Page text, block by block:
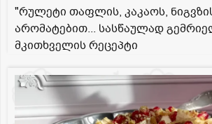
"რულეტი თაფლის, კაკაოს,
არომატებით... სასწაულად
მკითხველის რეცეპტი